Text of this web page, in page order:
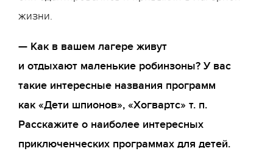
жизни.
— Как в вашем лагере живут
и отдыхают маленькие робинзоны? У вас
такие интересные названия программ
как «Дети шпионов», «Хогвартс» т. п.
Расскажите о наиболее интересных
приключенческих программах для детей.